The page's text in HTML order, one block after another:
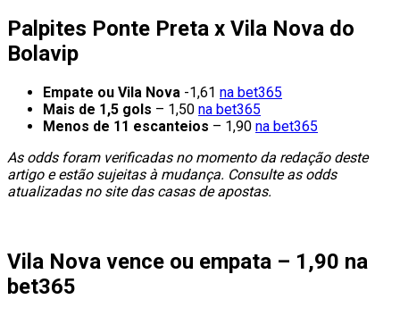
Palpites Ponte Preta x Vila Nova do
Bolavip
Empate ou Vila Nova -1,61 na bet365
Mais de 1,5 gols – 1,50 na bet365
Menos de 11 escanteios – 1,90 na bet365
As odds foram verificadas no momento da redação deste
artigo e estão sujeitas à mudança. Consulte as odds
atualizadas no site das casas de apostas.
Vila Nova vence ou empata – 1,90 na
bet365